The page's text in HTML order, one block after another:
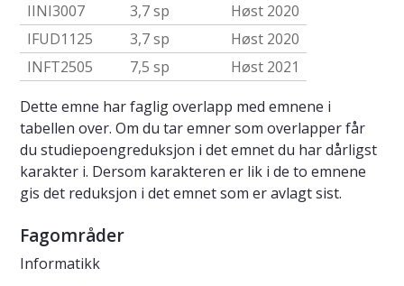
IINI3007
3,7 sp
Høst 2020
IFUD1125
3,7 sp
Høst 2020
INFT2505
7,5 sp
Høst 2021
Dette emne har faglig overlapp med emnene i
tabellen over. Om du tar emner som overlapper får
du studiepoengreduksjon i det emnet du har dårligst
karakter i. Dersom karakteren er lik i de to emnene
gis det reduksjon i det emnet som er avlagt sist.
Fagområder
Informatikk